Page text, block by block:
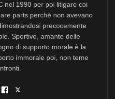
nel 1990 per poi litigare coi
parts perchè non avevano
precocemente
Sportivo, amante delle
di supporto morale è la
immorale poi, non teme